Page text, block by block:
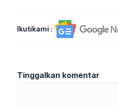
Ikutikami :
Tinggalkan komentar